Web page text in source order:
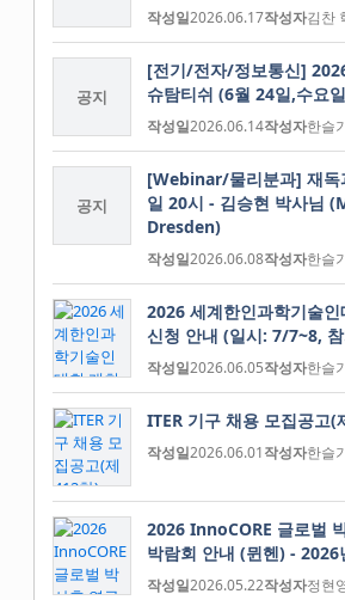
작성일2026.06.17작성자김찬
공지
[전기/전자/정보통신]
슈탐티쉬 (6월 24일,수요
작성일2026.06.14작성자한슬
공지
[Webinar/물리분과] 재독
일 20시 - 김승현 박사님
Dresden)
작성일2026.06.08작성자한슬
2026 세계한인과학기술
신청 안내 (일시: 7/7~8,
작성일2026.06.05작성자한슬
ITER 기구 채용 모집공고(
작성일2026.06.01작성자한슬
2026 InnoCORE 글로벌
박람회 안내 (뮌헨) - 2026
작성일2026.05.22작성자정현